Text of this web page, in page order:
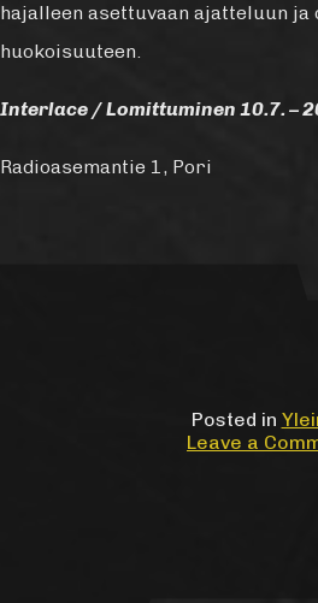
hajalleen asettuvaan ajatteluun ja
huokoisuuteen.
Interlace / Lomittuminen 10.7. –
Radioasemantie 1, Pori
Posted in
Leave a